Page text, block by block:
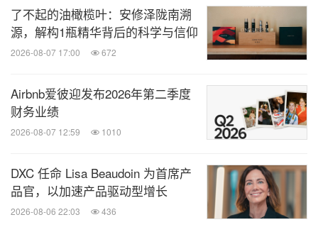
了不起的油橄榄叶：安修泽陇南溯
源，解构1瓶精华背后的科学与信仰
2026-08-07 17:00 672
Airbnb爱彼迎发布2026年第二季度
财务业绩
2026-08-07 12:59 1010
DXC 任命 Lisa Beaudoin 为首席产
品官，以加速产品驱动型增长
2026-08-06 22:03 436